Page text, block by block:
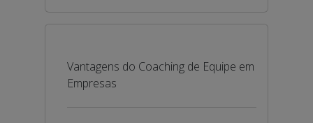
Vantagens do Coaching de Equipe em
Empresas